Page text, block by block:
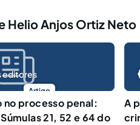
Helio Anjos Ortiz Neto
Artigo
editores
no processo penal:
21, 52 e 64 do
A